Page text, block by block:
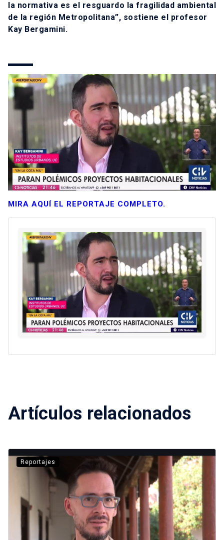
la normativa es el resguardo la fragilidad ambiental
de la región Metropolitana”, sostiene el profesor
Kay Bergamini.
MIRA AQUÍ EL REPORTAJE COMPLETO.
Artículos relacionados
Reportajes